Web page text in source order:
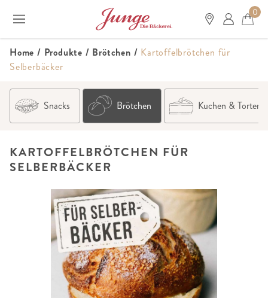
0
Home / Produkte / Brötchen / Kartoffelbrötchen für
Selberbäcker
Snacks Brötchen Kuchen & Torten
KARTOFFELBRÖTCHEN FÜR
SELBERBÄCKER